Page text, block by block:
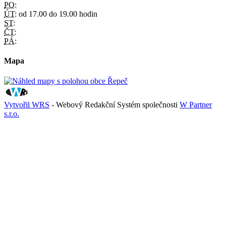
PO:
ÚT: od 17.00 do 19.00 hodin
ST:
ČT:
PÁ:
Mapa
Vytvořil WRS - Webový Redakční Systém společnosti W Partner
s.r.o.